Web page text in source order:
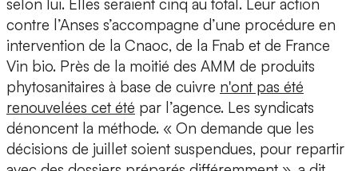
selon lui. Elles seraient cinq au total. Leur action
contre l’Anses s’accompagne d’une procédure en
intervention de la Cnaoc, de la Fnab et de France
Vin bio. Près de la moitié des AMM de produits
phytosanitaires à base de cuivre n'ont pas été
renouvelées cet été par l’agence. Les syndicats
dénoncent la méthode. « On demande que les
décisions de juillet soient suspendues, pour repartir